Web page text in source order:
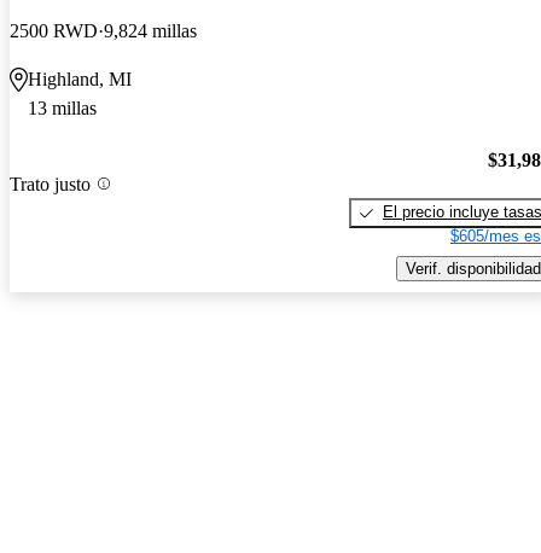
2500 RWD 9,824 millas
Highland, MI
13 millas
Trato justo
El precio incluye tasas
$605/mes
Verif. disponibilidad